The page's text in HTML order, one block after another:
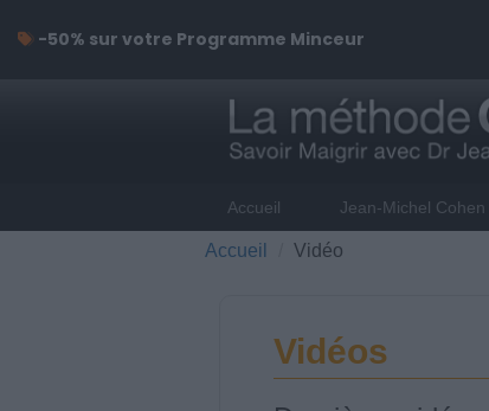
Accueil Jean-Michel Cohen
Accueil Vidéo
Vidéos
-50% sur votre Programme Minceur